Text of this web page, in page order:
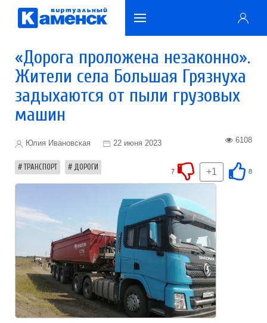
«Дорога проложена незаконно».
Жители села Большая Грязнуха
задыхаются от пыли грузовых
машин
Юлия Ивановская 22 июня 2023 6108
ТРАНСПОРТ ДОРОГИ 8
+1
7